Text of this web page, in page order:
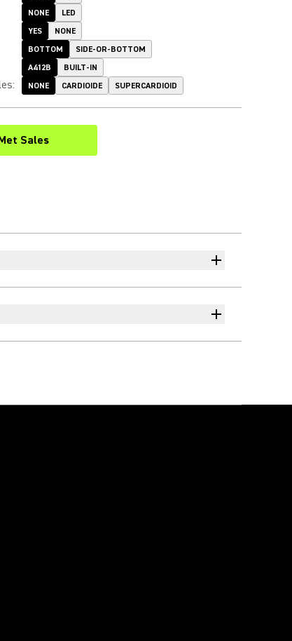
NONE LED
YES NONE
BOTTOM SIDE-OR-BOTTOM
A412B BUILT-IN
: NONE CARDIOIDE SUPERCARDIOID
Sales